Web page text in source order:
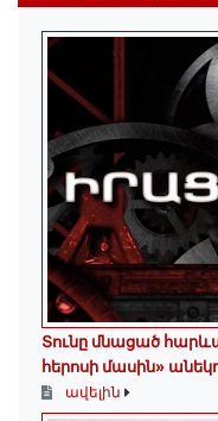
Տունը մնացած
հերոսի մասին»
ավելին